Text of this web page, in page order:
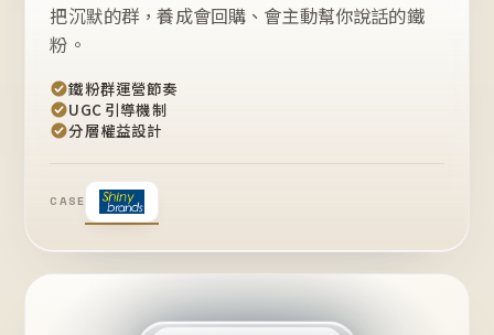
把沉默的群，養成會回購、會主動幫你說話的鐵
粉。
鐵粉群運營節奏
UGC 引導機制
分層權益設計
CASE